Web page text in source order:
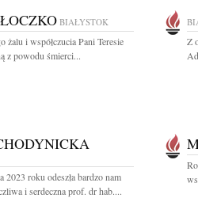
BIAŁYSTOK
żalu i współczucia Pani Teresie
z powodu śmierci...
Z
2023 roku odeszła bardzo nam
i serdeczna prof. dr hab....